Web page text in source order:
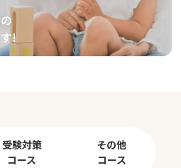
!
受験対策
コース
その他
コース